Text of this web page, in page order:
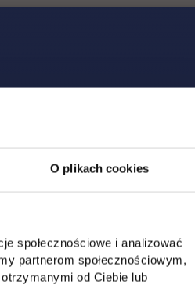
O plikach cookies
społecznościowe i analizować
partnerom społecznościowym,
od Ciebie lub